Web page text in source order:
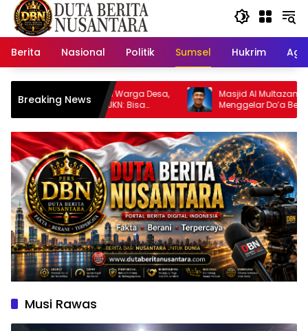
Berita Nasional Politik Sumsel Hukrim
Breaking News
Informal dan Warga Desa,
Rilis NADI JKN: Bisa
Harian
Masjid Al Multazam Kalidoni,
Menggelar Do’a Bersama
Menyambut HUT RI Ke-81
Musi Rawas